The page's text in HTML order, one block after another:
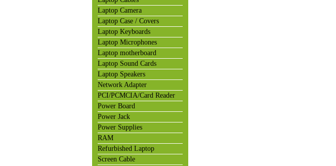
Laptop Camera
Laptop Case / Covers
Laptop Keyboards
Laptop Microphones
Laptop motherboard
Laptop Sound Cards
Laptop Speakers
Network Adapter
PCI/PCMCIA/Card Reader
Power Board
Power Jack
Power Supplies
RAM
Refurbished Laptop
Screen Cable